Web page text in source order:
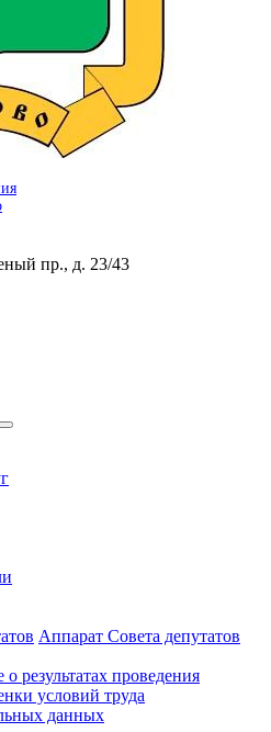
пр., д. 23/43
Аппарат Совета депутатов
результатах проведения
условий труда
данных